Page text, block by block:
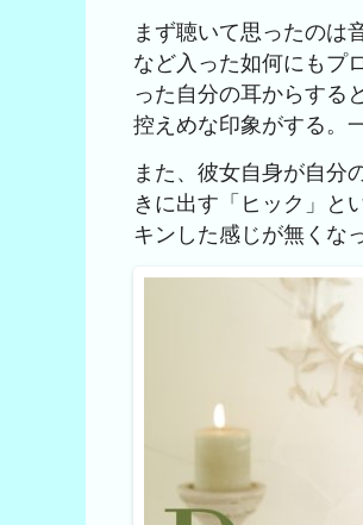
まず聴いて思ったのは
など入った如何にもプ
った自分の耳からする
控えめな印象がする。
また、彼女自身が自分
きに出す「ヒック」と
キンした感じが無くな